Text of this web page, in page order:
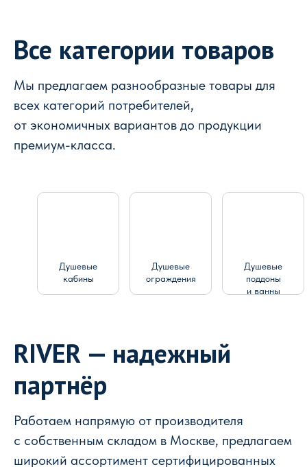
Все категории товаров
Мы предлагаем разнообразные товары для
всех категорий потребителей,
от экономичных вариантов до продукции
премиум-класса.
Душевые
кабины
Душевые
ограждения
Душевые
поддоны
и ванны
RIVER — надежный
партнёр
Работаем напрямую от производителя
с собственным складом в Москве, предлагаем
широкий ассортимент сертифицированных